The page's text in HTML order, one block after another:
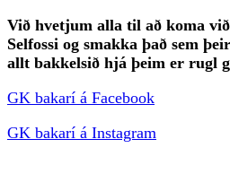
Við hvetjum alla til að koma
Selfossi og smakka það sem
allt bakkelsið hjá þeim er rugl
GK bakarí á Facebook
GK bakarí á Instagram